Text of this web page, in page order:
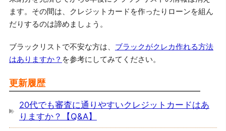
ます。その間は、クレジットカードを作ったりローンを組ん
だりするのは諦めましょう。
ブラックリストで不安な方は、 ブラックがクレカ作れる方法
はありますか？ を参考にしてみてください。
更新履歴
20代でも審査に通りやすいクレジットカードはあ
りますか？【Q&A】